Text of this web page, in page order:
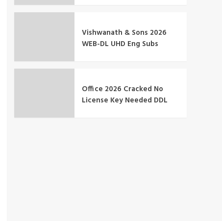
Vishwanath & Sons 2026
WEB-DL UHD Eng Subs
Office 2026 Cracked No
License Key Needed DDL